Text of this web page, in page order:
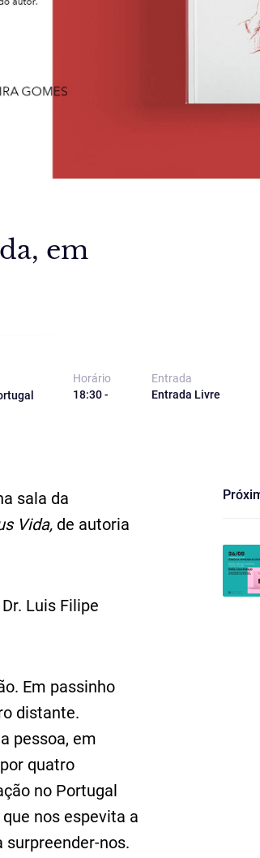
em
Horário
18:30 -
Entrada
Entrada Livre
sala da
Vida, de autoria
Luis Filipe
Em passinho
distante.
pessoa, em
quatro
no Portugal
nos espevita a
nos.